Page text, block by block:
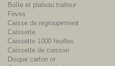
Boîte et plateau traiteur
Fèves
Caisse de regroupement
Caissette
Caissette 1000 feuilles
Caissette de cuisson
Disque carton or